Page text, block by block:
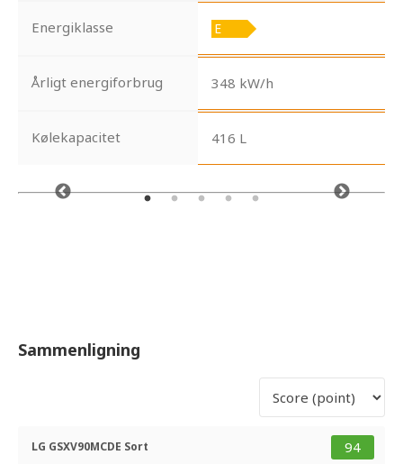
Energiklasse
Årligt energiforbrug 348 kW/h
Kølekapacitet 416 L
Sammenligning
94
LG GSXV90MCDE Sort